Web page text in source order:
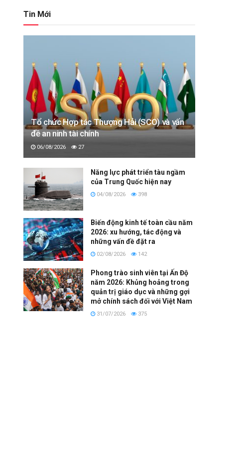
Tin Mới
Tổ chức Hợp tác Thượng Hải (SCO) và vấn
đề an ninh tài chính
06/08/2026 27
Năng lực phát triển tàu ngầm
của Trung Quốc hiện nay
04/08/2026 398
Biến động kinh tế toàn cầu năm
2026: xu hướng, tác động và
những vấn đề đặt ra
02/08/2026 142
Phong trào sinh viên tại Ấn Độ
năm 2026: Khủng hoảng trong
quản trị giáo dục và những gợi
mở chính sách đối với Việt Nam
31/07/2026 375